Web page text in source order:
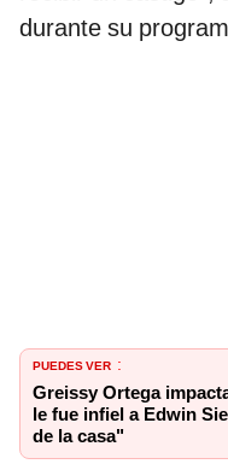
durante su
PUEDES VER :
Greissy Ortega
le fue infiel a Edwin
de la casa"